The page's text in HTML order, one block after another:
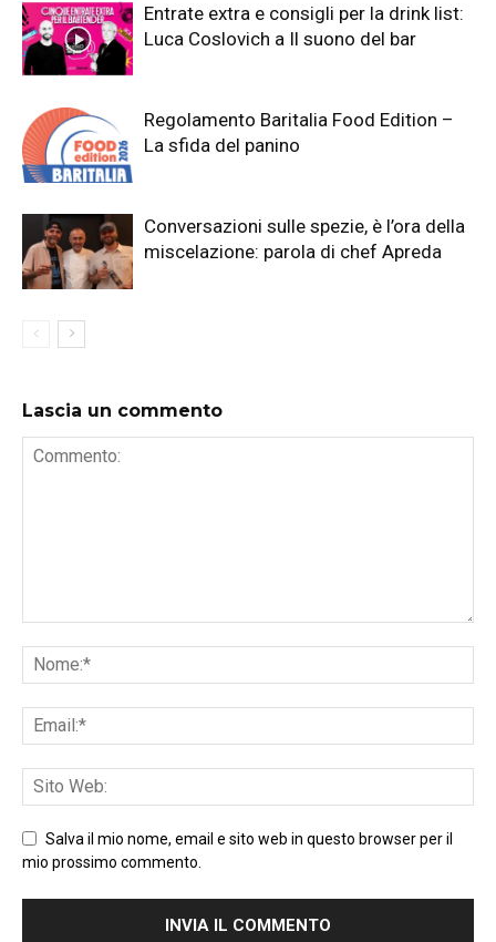
Entrate extra e consigli per la drink list:
Luca Coslovich a Il suono del bar
Regolamento Baritalia Food Edition –
La sfida del panino
Conversazioni sulle spezie, è l’ora della
miscelazione: parola di chef Apreda
Lascia un commento
Salva il mio nome, email e sito web in questo browser per il
mio prossimo commento.